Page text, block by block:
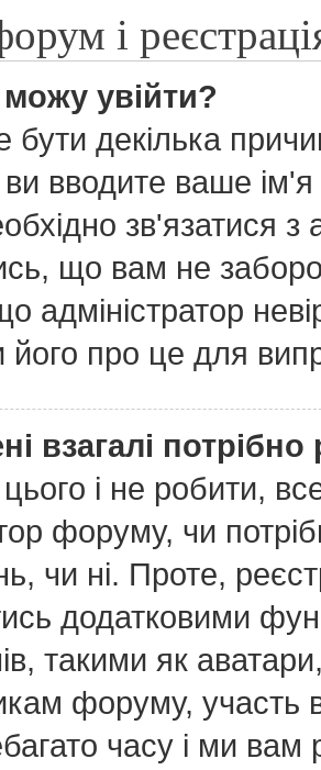
і
увійти?
декілька
вводите ваше
зв'язатися
що вам не
адміністратор
його про це для
взагалі
і не робити,
форуму, чи
чи ні. Проте,
додатковими
такими як
форуму, участь
часу і ми